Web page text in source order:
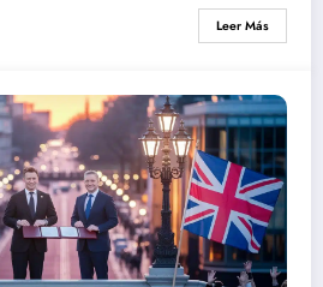
Leer Más